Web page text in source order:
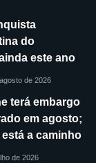
do
este ano
de 2026
terá embargo
em agosto;
a caminho
de 2026